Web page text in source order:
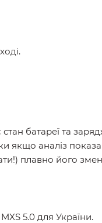
батареї та
якщо аналіз
плавно його
5.0 для України.